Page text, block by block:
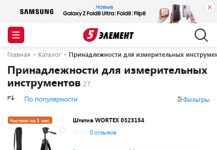
Главная Каталог Принадлежности для измерительных
Принадлежности для измерительных
инструментов
По популярности Фильтры
Частями на 5 мес.
Разумная цена
Штатив WORTEX 0323154
0 отзывов